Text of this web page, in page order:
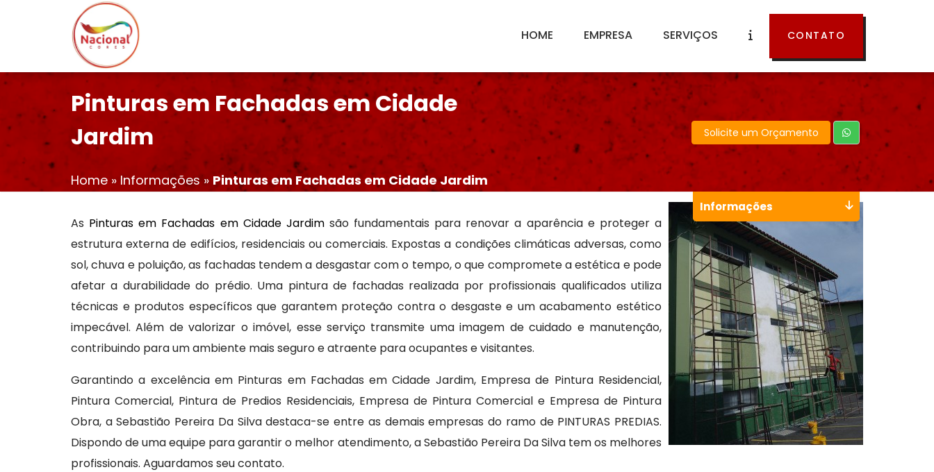
HOME EMPRESA SERVIÇOS CONTATO
Pinturas em Fachadas em Cidade
Jardim
Home » Informações » Pinturas em Fachadas em Cidade Jardim
Solicite um Orçamento
As Pinturas em Fachadas em Cidade Jardimsão fundamentais para renovar a aparência e proteger a
estrutura externa de edifícios, residenciais ou comerciais. Expostas a condições climáticas adversas, como
sol, chuva e poluição, as fachadas tendem a desgastar com o tempo, o que compromete a estética e pode
afetar a durabilidade do prédio. Uma pintura de fachadas realizada por profissionais qualificados utiliza
técnicas e produtos específicos que garantem proteção contra o desgaste e um acabamento estético
impecável. Além de valorizar o imóvel, esse serviço transmite uma imagem de cuidado e manutenção,
contribuindo para um ambiente mais seguro e atraente para ocupantes e visitantes.
Garantindo a excelência em Pinturas em Fachadas em Cidade Jardim, Empresa de Pintura Residencial,
Pintura Comercial, Pintura de Predios Residenciais, Empresa de Pintura Comercial e Empresa de Pintura
Obra, a Sebastião Pereira Da Silva destaca-se entre as demais empresas do ramo de PINTURAS PREDIAS.
Dispondo de uma equipe para garantir o melhor atendimento, a Sebastião Pereira Da Silva tem os melhores
profissionais. Aguardamos seu contato.
Informações